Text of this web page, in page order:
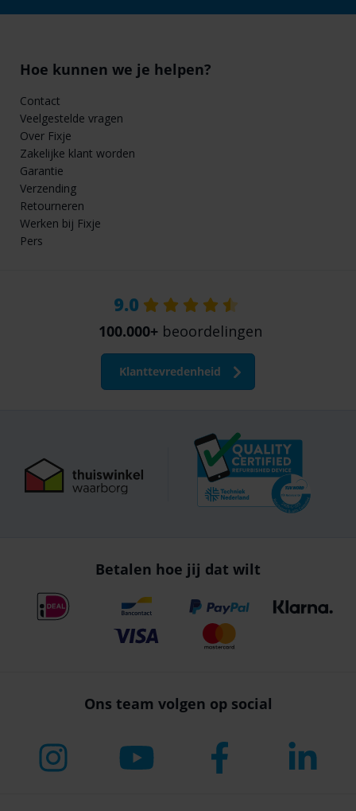
Hoe kunnen we je helpen?
Contact
Veelgestelde vragen
Over Fixje
Zakelijke klant worden
Garantie
Verzending
Retourneren
Werken bij Fixje
Pers
9.0
100.000+ beoordelingen
Klanttevredenheid
Betalen hoe jij dat wilt
Ons team volgen op social